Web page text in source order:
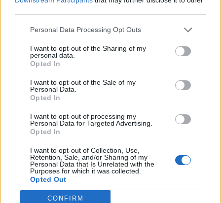
Personal Data Processing Opt Outs
I want to opt-out of the Sharing of my
personal data.
Opted In
I want to opt-out of the Sale of my
Personal Data.
Opted In
I want to opt-out of processing my
Personal Data for Targeted Advertising.
Opted In
I want to opt-out of Collection, Use,
Retention, Sale, and/or Sharing of my
Personal Data that Is Unrelated with the
Purposes for which it was collected.
Opted Out
CONFIRM
körülmények között a cernavodai
letartóztatott uzsorás. Akár 40 fok is várható
vasárnap a nyugati országrészben.
EZ IS ÉRDEKELHETI